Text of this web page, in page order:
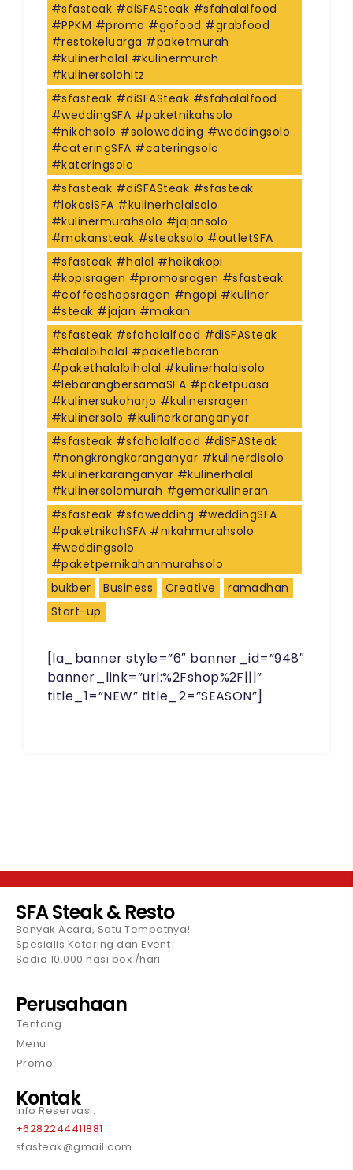
#sfasteak #diSFASteak #sfahalalfood
#PPKM #promo #gofood #grabfood
#restokeluarga #paketmurah
#kulinerhalal #kulinermurah
#kulinersolohitz
#sfasteak #diSFASteak #sfahalalfood
#weddingSFA #paketnikahsolo
#nikahsolo #solowedding #weddingsolo
#cateringSFA #cateringsolo
#kateringsolo
#sfasteak #diSFASteak #sfasteak
#lokasiSFA #kulinerhalalsolo
#kulinermurahsolo #jajansolo
#makansteak #steaksolo #outletSFA
#sfasteak #halal #heikakopi
#kopisragen #promosragen #sfasteak
#coffeeshopsragen #ngopi #kuliner
#steak #jajan #makan
#sfasteak #sfahalalfood #diSFASteak
#halalbihalal #paketlebaran
#pakethalalbihalal #kulinerhalalsolo
#lebarangbersamaSFA #paketpuasa
#kulinersukoharjo #kulinersragen
#kulinersolo #kulinerkaranganyar
#sfasteak #sfahalalfood #diSFASteak
#nongkrongkaranganyar #kulinerdisolo
#kulinerkaranganyar #kulinerhalal
#kulinersolomurah #gemarkulineran
#sfasteak #sfawedding #weddingSFA
#paketnikahSFA #nikahmurahsolo
#weddingsolo
#paketpernikahanmurahsolo
bukber
Business Creative
ramadhan
Start-up
[la_banner style=”6″ banner_id=”948″
banner_link=”url:%2Fshop%2F|||”
title_1=”NEW” title_2=”SEASON”]
SFA Steak & Resto
Banyak Acara, Satu Tempatnya!
Spesialis Katering dan Event
Sedia 10.000 nasi box /hari
Perusahaan
Tentang
Menu
Promo
Kontak
Info Reservasi:
+6282244411881
sfasteak@gmail.com